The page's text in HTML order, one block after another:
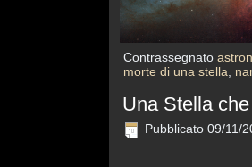
Contrassegnato
morte di una stella,
Una Stella
Pubblicato 09/11/